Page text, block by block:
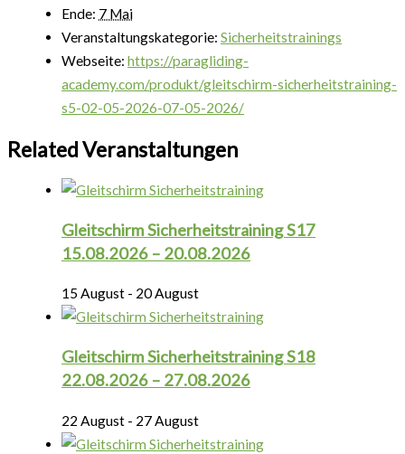
Ende: 7 Mai
Veranstaltungskategorie: Sicherheitstrainings
Webseite: https://paragliding-
academy.com/produkt/gleitschirm-sicherheitstraining-
s5-02-05-2026-07-05-2026/
Related Veranstaltungen
Gleitschirm Sicherheitstraining S17
15.08.2026 – 20.08.2026
15 August - 20 August
Gleitschirm Sicherheitstraining S18
22.08.2026 – 27.08.2026
22 August - 27 August